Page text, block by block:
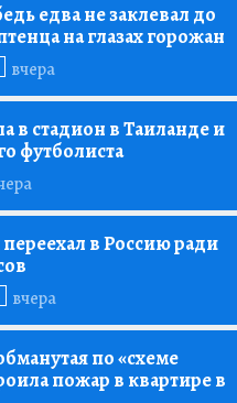
едва не заклевал до
на глазах горожан
вчера
в стадион в Таиланде и
футболиста
в Россию ради
вчера
по «схеме
пожар в квартире в